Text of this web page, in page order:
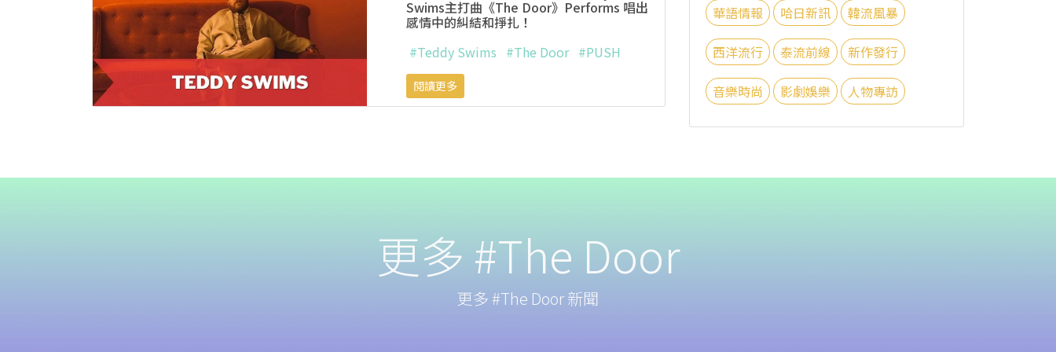
華語情報 哈日新訊 韓流風暴
西洋流行 泰流前線 新作發行
音樂時尚 影劇娛樂 人物專訪
Swims主打曲《The Door》Performs 唱出
感情中的糾結和掙扎！
#Teddy Swims #The Door #PUSH
閱讀更多
更多 #The Door
更多 #The Door 新聞